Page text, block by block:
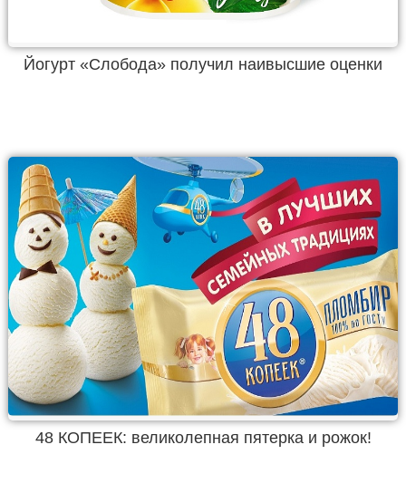
Йогурт «Слобода» получил наивысшие оценки
48 КОПЕЕК: великолепная пятерка и рожок!